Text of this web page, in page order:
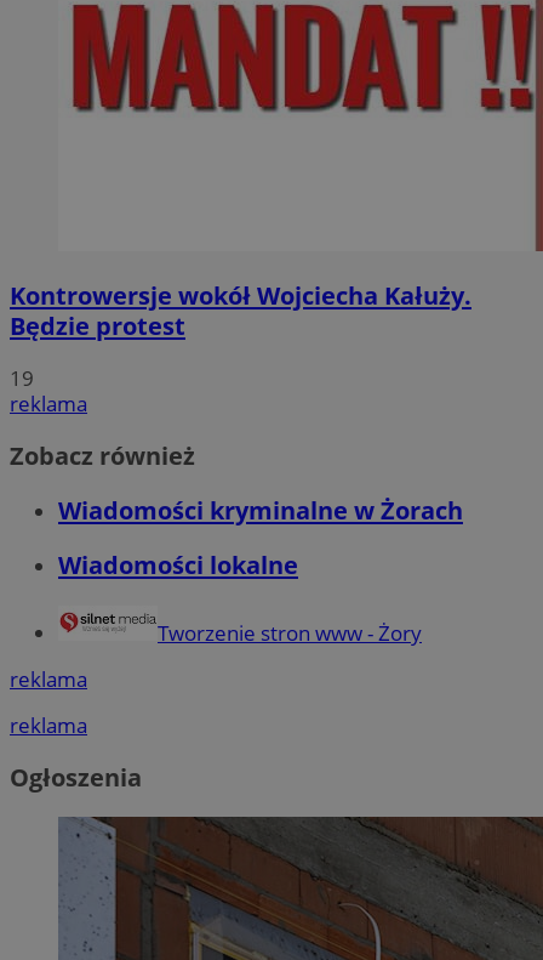
Kontrowersje wokół Wojciecha Kałuży.
Będzie protest
19
reklama
Zobacz również
Wiadomości kryminalne w Żorach
Wiadomości lokalne
Tworzenie stron www - Żory
reklama
reklama
Ogłoszenia